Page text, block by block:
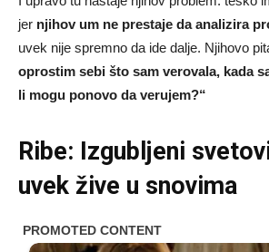
jer njihov um ne prestaje da analizira
uvek nije spremno da ide dalje. Njihovo
oprostim sebi što sam verovala, kada
li mogu ponovo da verujem?“
Ribe: Izgubljeni
uvek žive u snovima